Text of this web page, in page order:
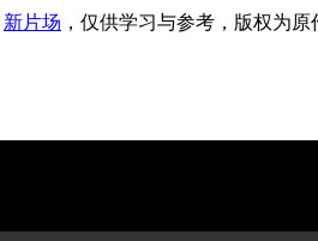
新片场 ，仅供学习与参考，版权为原